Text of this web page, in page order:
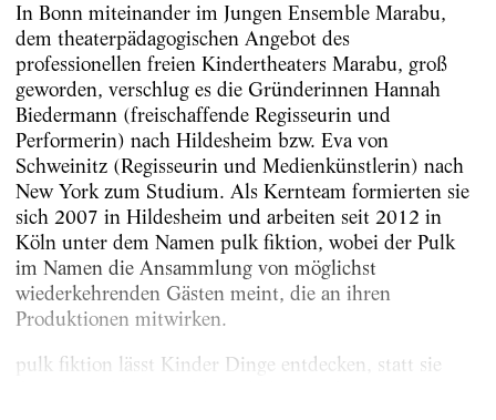
In Bonn miteinander im Jungen Ensemble Marabu,
dem theaterpädagogischen Angebot des
professionellen freien Kindertheaters Marabu, groß
geworden, verschlug es die Gründerinnen Hannah
Biedermann (freischaffende Regisseurin und
Performerin) nach Hildesheim bzw. Eva von
Schweinitz (Regisseurin und Medienkünstlerin) nach
New York zum Studium. Als Kernteam formierten sie
sich 2007 in Hildesheim und arbeiten seit 2012 in
Köln unter dem Namen pulk fiktion, wobei der Pulk
im Namen die Ansammlung von möglichst
wiederkehrenden Gästen meint, die an ihren
Produktionen mitwirken.
pulk fiktion lässt Kinder Dinge entdecken, statt sie